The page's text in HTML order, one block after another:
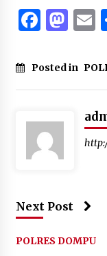
Posted in
Next Post
POLRES DOMPU